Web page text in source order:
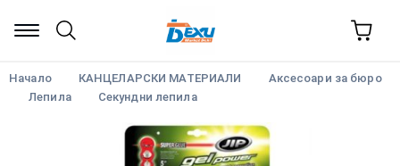
Начало КАНЦЕЛАРСКИ МАТЕРИАЛИ
Аксесоари за бюро
Лепила
Секундни лепила